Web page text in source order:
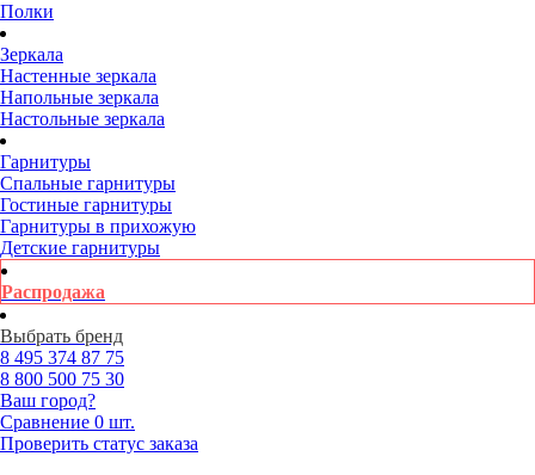
Полки
Зеркала
Настенные зеркала
Напольные зеркала
Настольные зеркала
Гарнитуры
Спальные гарнитуры
Гостиные гарнитуры
Гарнитуры в прихожую
Детские гарнитуры
Распродажа
Выбрать бренд
8 495 374 87 75
8 800 500 75 30
Ваш город?
Сравнение 0 шт.
Проверить статус заказа